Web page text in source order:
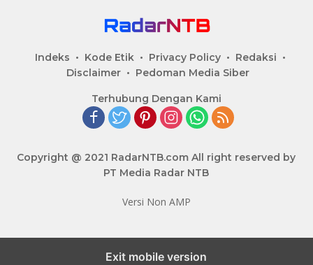
Indeks Kode Etik Privacy Policy
Redaksi
Disclaimer
Pedoman Media Siber
Terhubung Dengan Kami
Copyright @ 2021 RadarNTB.com All right reserved by
PT Media Radar NTB
Versi Non AMP
Exit mobile version